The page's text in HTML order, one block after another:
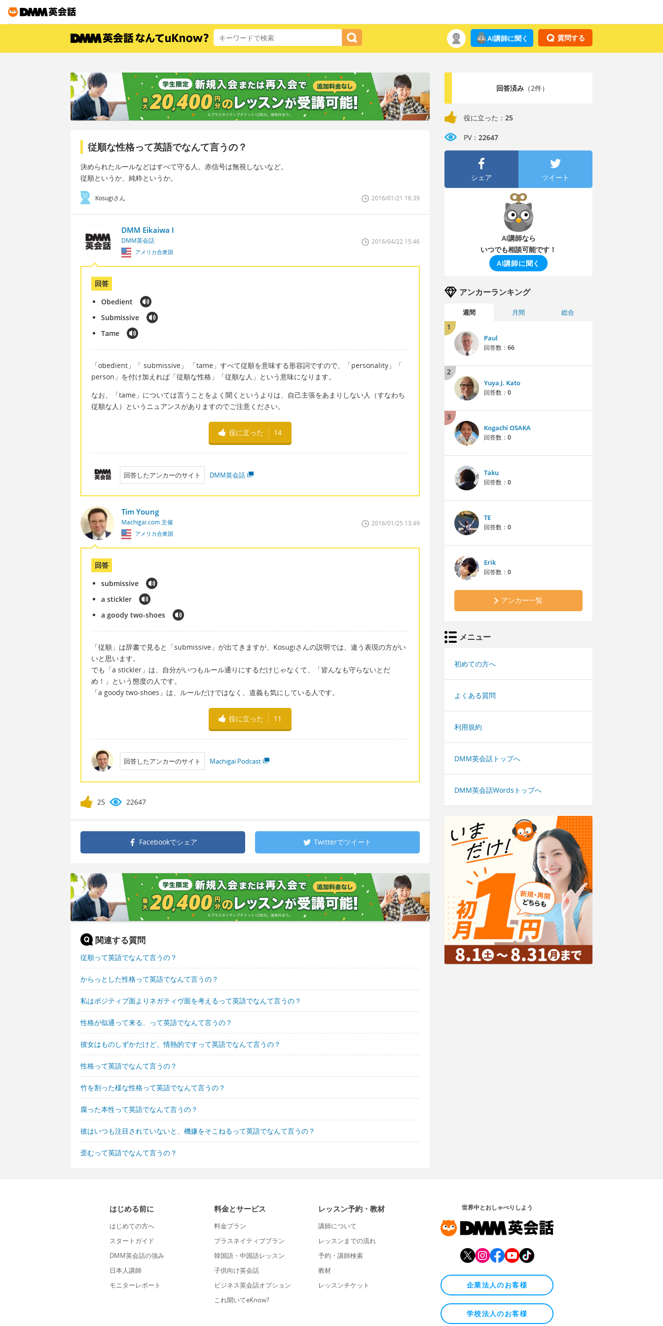
質問する
AI講師に聞く
従順な性格って英語でなんて言うの？
決められたルールなどはすべて守る人。赤信号は無視しないなど。
従順というか、純粋というか。
Kosugiさん 2016/01/21 16:39
DMM Eikaiwa I
DMM英会話
アメリカ合衆国
2016/04/22 15:46
回答
Obedient
Submissive
Tame
「obedient」「 submissive」 「tame」すべて従順を意味する形容詞ですので、「personality」「
person」を付け加えれば「従順な性格」「従順な人」という意味になります。
なお、「tame」については言うことをよく聞くというよりは、自己主張をあまりしない人（すなわち
従順な人）というニュアンスがありますのでご注意ください。
役に立った 14
回答したアンカーのサイト DMM英会話
Tim Young
Machigai.com 主催
アメリカ合衆国
2016/01/25 13:49
回答
submissive
a stickler
a goody two-shoes
「従順」は辞書で見ると「submissive」が出てきますが、Kosugiさんの説明では、違う表現の方がい
いと思います。
でも「a stickler」は、自分がいつもルール通りにするだけじゃなくて、「皆んなも守らないとだ
め！」という態度の人です。
「a goody two-shoes」は、ルールだけではなく、道義も気にしている人です。
役に立った 11
回答したアンカーのサイト Machigai Podcast
25 22647
Facebookでシェア Twitterでツイート
関連する質問
従順って英語でなんて言うの？
からっとした性格って英語でなんて言うの？
私はボジティブ面よりネガティヴ面を考えるって英語でなんて言うの？
性格が似通って来る、って英語でなんて言うの？
彼女はものしずかだけど、情熱的ですって英語でなんて言うの？
性格って英語でなんて言うの？
竹を割った様な性格って英語でなんて言うの？
腐った本性って英語でなんて言うの？
彼はいつも注目されていないと、機嫌をそこねるって英語でなんて言うの？
歪むって英語でなんて言うの？
回答済み（2件）
役に立った： 25
PV： 22647
シェア ツイート
AI講師なら
いつでも相談可能です！
AI講師に聞く
アンカーランキング
週間 月間 総合
1
Paul
回答数： 66
2
Yuya J. Kato
回答数： 0
3
Kogachi OSAKA
回答数： 0
Taku
回答数： 0
TE
回答数： 0
Erik
回答数： 0
アンカー一覧
メニュー
初めての方へ
よくある質問
利用規約
DMM英会話トップへ
DMM英会話Wordsトップへ
はじめる前に
はじめての方へ
スタートガイド
DMM英会話の強み
日本人講師
モニターレポート
料金とサービス
料金プラン
プラスネイティブプラン
韓国語・中国語レッスン
子供向け英会話
ビジネス英会話オプション
これ聞いてeKnow?
レッスン予約・教材
講師について
レッスンまでの流れ
予約・講師検索
教材
レッスンチケット
世界中とおしゃべりしよう
企業法人のお客様
学校法人のお客様